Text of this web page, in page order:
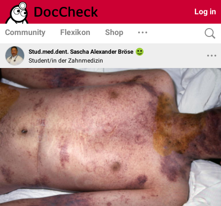
Log in
Community Flexikon Shop
Stud.med.dent. Sascha Alexander Bröse
Student/in der Zahnmedizin